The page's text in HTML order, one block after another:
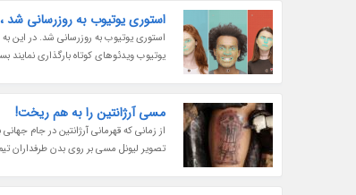
استوری یوتیوب به روزرسانی شد
استوری یوتیوب به روزرسانی شد. در این
یوتیوب ویدئوهای کوتاه بارگذاری نمایند
مسی آرژانتین را به هم ریخت!
از زمانی که قهرمانی آرژانتین در جام
تصویر لیونل مسی بر روی بدن طرفداران